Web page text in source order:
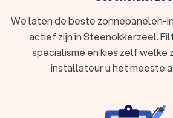
We laten de beste zonnepanelen-
actief zijn in Steenokkerzeel.
specialisme en kies zelf welke
installateur u het meeste